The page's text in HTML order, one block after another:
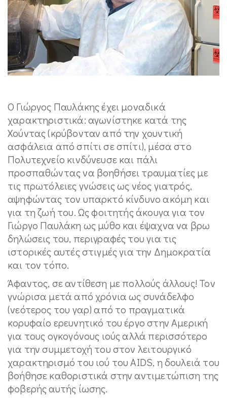
Ο Γιώργος Παυλάκης έχει μοναδικά
χαρακτηριστικά: αγωνίστηκε κατά της
Χούντας (κρύβονταν από την χουντική
ασφάλεια από σπίτι σε σπίτι), μέσα στο
Πολυτεχνείο κινδύνευσε και πάλι
προσπαθώντας να βοηθήσει τραυματίες με
τις πρωτόλειες γνώσεις ως νέος γιατρός,
αψηφώντας τον υπαρκτό κίνδυνο ακόμη και
για τη ζωή του. Ως φοιτητής άκουγα για τον
Γιώργο Παυλάκη ως μύθο και έψαχνα να βρω
δηλώσεις του, περιγραφές του για τις
ιστορικές αυτές στιγμές για την Δημοκρατία
και τον τόπο.
Άφαντος, σε αντίθεση με πολλούς άλλους! Τον
γνώρισα μετά από χρόνια ως συνάδελφο
(νεότερος του γαρ) από το πραγματικά
κορυφαίο ερευνητικό του έργο στην Αμερική
για τους ογκογόνους ιούς αλλά περισσότερο
για την συμμετοχή του στον λειτουργικό
χαρακτηρισμό του ιού του AIDS, η δουλειά του
βοήθησε καθοριστικά στην αντιμετώπιση της
φοβερής αυτής ίωσης.